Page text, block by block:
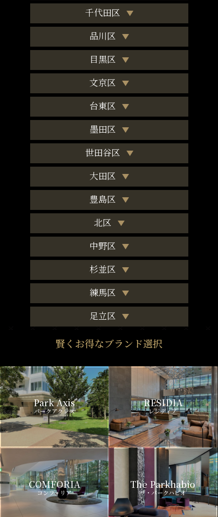
千代田区
品川区
目黒区
文京区
台東区
墨田区
世田谷区
大田区
豊島区
北区
中野区
杉並区
練馬区
足立区
賢くお得なブランド選択
Park Axis
パークアクシス
RESIDIA
レジディア
COMFORIA
コンフォリア
The Parkhabio
ザ・パークハビオ